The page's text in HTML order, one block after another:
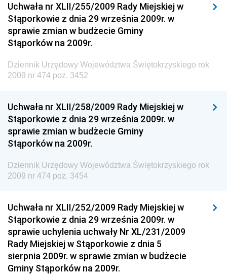
Dziennik Urzędowy Ministerstwa Kultury, Dziedzictwa
Narodowego i Sportu
Dziennik Urzędowy Ministra Finansów, Funduszy i
Dziennik Urzędowy Ministra Rozwoju, Pracy i
Dziennik Urzędowy Ministra Kultury, Dziedzictwa
Narodowego i Sportu
Dziennik Urzędowy Ministra Rodziny i Polityki
Społecznej
Dziennik Urzędowy Komendy Głównej Straży
Granicznej
Drogowego
Dziennik Urzędowy Narodowego Banku Polskiego
Dziennik Urzędowy Komendy Głównej Policji
Dziennik Urzędowy Ministra Pracy i Polityki
Społecznej
Uchwała nr XLII/255/2009 Rady Miejskiej w
Stąporkowie z dnia 29 września 2009r. w
sprawie zmian w budżecie Gminy
Stąporków na 2009r.
Dziennik Urzędowy Województwa Świętokrzyskiego rok
2009 nr 474 poz. 3452
Uchwała nr XLII/258/2009 Rady Miejskiej w
Stąporkowie z dnia 29 września 2009r. w
sprawie zmian w budżecie Gminy
Stąporków na 2009r.
Dziennik Urzędowy Województwa Świętokrzyskiego rok
2009 nr 474 poz. 3454
Uchwała nr XLII/252/2009 Rady Miejskiej w
Stąporkowie z dnia 29 września 2009r. w
sprawie uchylenia uchwały Nr XL/231/2009
Rady Miejskiej w Stąporkowie z dnia 5
sierpnia 2009r. w sprawie zmian w budżecie
Gminy Stąporków na 2009r.